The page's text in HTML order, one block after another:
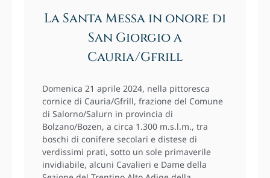
La Santa Messa in onore di
San Giorgio a
Cauria/Gfrill
Domenica 21 aprile 2024, nella pittoresca
cornice di Cauria/Gfrill, frazione del Comune
di Salorno/Salurn in provincia di
Bolzano/Bozen, a circa 1.300 m.s.l.m., tra
boschi di conifere secolari e distese di
verdissimi prati, sotto un sole primaverile
invidiabile, alcuni Cavalieri e Dame della